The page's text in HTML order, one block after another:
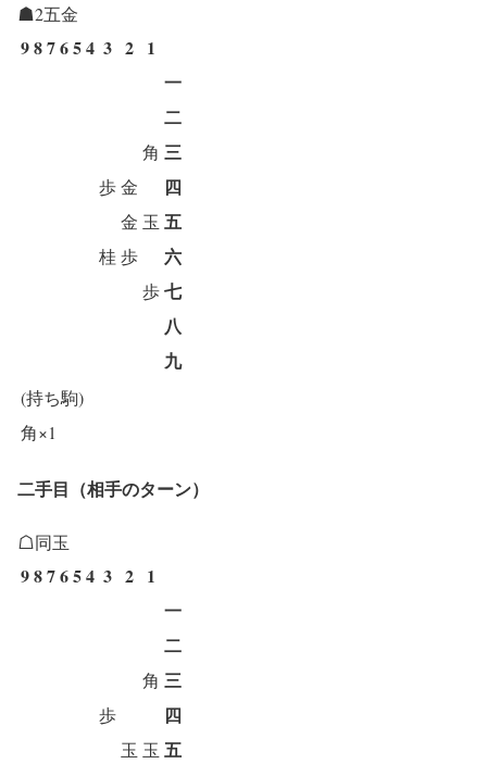
☗2五金
987654 3 2 1
一
二
角 三
歩金 四
金 玉 五
桂 歩 六
歩七
八
九
(持ち駒)
角×1
二手目（相手のターン）
☖同玉
987654 3 2 1
一
二
角 三
歩 四
玉 玉 五